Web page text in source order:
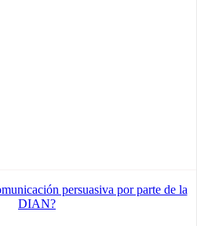
persuasiva por parte de la
DIAN?